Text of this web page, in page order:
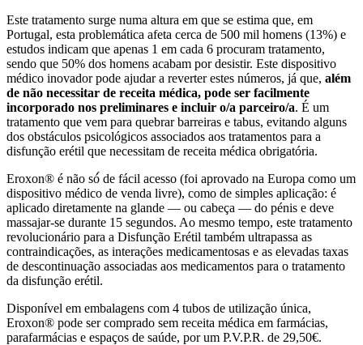
Este tratamento surge numa altura em que se estima que, em
Portugal, esta problemática afeta cerca de 500 mil homens (13%) e
estudos indicam que apenas 1 em cada 6 procuram tratamento,
sendo que 50% dos homens acabam por desistir. Este dispositivo
médico inovador pode ajudar a reverter estes números, já que, além
de não necessitar de receita médica, pode ser facilmente
incorporado nos preliminares e incluir o/a parceiro/a. É um
tratamento que vem para quebrar barreiras e tabus, evitando alguns
dos obstáculos psicológicos associados aos tratamentos para a
disfunção erétil que necessitam de receita médica obrigatória.
Eroxon® é não só́ de fácil acesso (foi aprovado na Europa como um
dispositivo médico de venda livre), como de simples aplicação: é
aplicado diretamente na glande — ou cabeça — do pénis e deve
massajar-se durante 15 segundos. Ao mesmo tempo, este tratamento
revolucionário para a Disfunção Erétil também ultrapassa as
contraindicações, as interações medicamentosas e as elevadas taxas
de descontinuação associadas aos medicamentos para o tratamento
da disfunção erétil.
Disponível em embalagens com 4 tubos de utilização única,
Eroxon® pode ser comprado sem receita médica em farmácias,
parafarmácias e espaços de saúde, por um P.V.P.R. de 29,50€.